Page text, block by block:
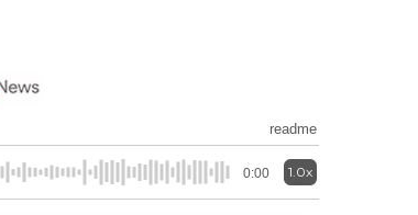
readme
0:00 1.0x